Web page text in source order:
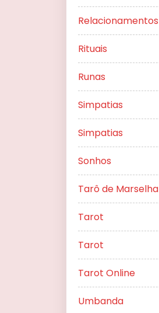
Relacionamentos
Rituais
Runas
Simpatias
Simpatias
Sonhos
Tarô de Marselha
Tarot
Tarot
Tarot Online
Umbanda